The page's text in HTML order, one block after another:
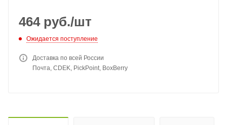
464руб./шт
Ожидается поступление
Доставка по всей России
Почта, CDEK, PickPoint, BoxBerry